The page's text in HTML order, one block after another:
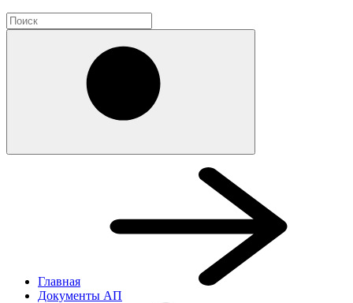
Главная
Документы АП